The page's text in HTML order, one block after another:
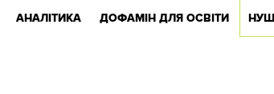
АНАЛІТИКА ДОФАМІН ДЛЯ ОСВІТИ